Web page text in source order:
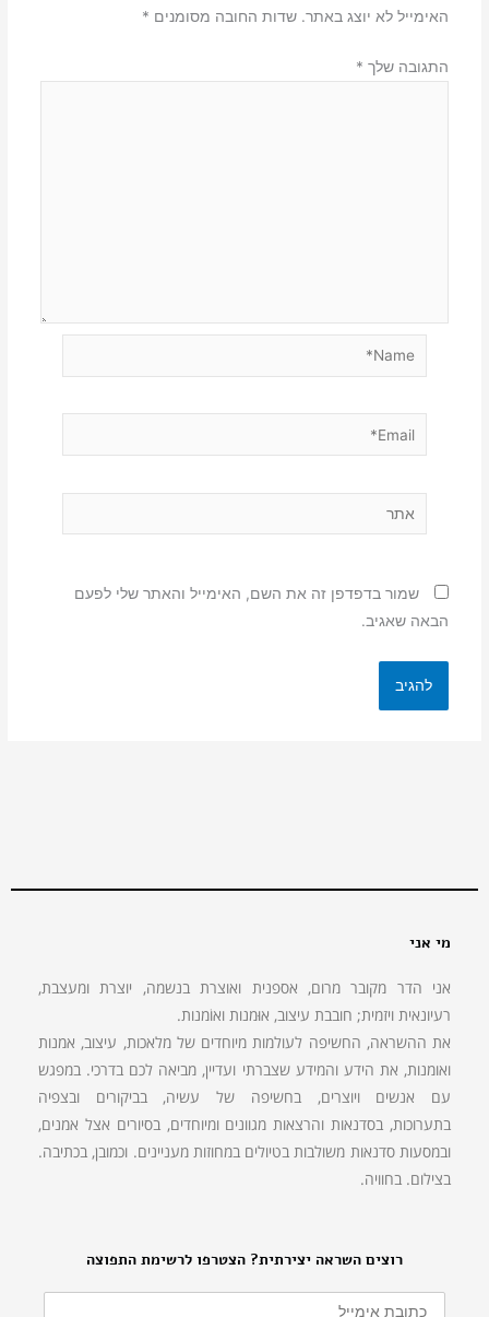
האימייל לא יוצג באתר. שדות החובה מסומנים *
התגובה שלך *
Email*
שמור בדפדפן זה את השם, האימייל והאתר שלי לפעם
הבאה שאגיב.
רוצים השראה יצירתית? הצטרפו לרשימת התפוצה
מי אני
אני הדר מקובר מרום, אספנית ואוצרת בנשמה, יוצרת ומעצבת,
רעיונאית ויזמית; חובבת עיצוב, אוּמנות ואוֹמנות.
את ההשראה, החשיפה לעולמות מיוחדים של מלאכות, עיצוב, אמנות
ואומנות, את הידע והמידע שצברתי ועדיין, מביאה לכם בדרכי. במפגש
עם אנשים ויוצרים, בחשיפה של עשיה, בביקורים ובצפיה
בתערוכות, בסדנאות והרצאות מגוונים ומיוחדים, בסיורים אצל אמנים,
ובמסעות סדנאות משולבות בטיולים במחוזות מעניינים. וכמובן, בכתיבה.
בצילום. בחוויה.